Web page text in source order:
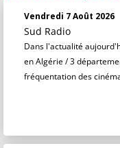
Vendredi 7 Août 2026
Sud Radio
Dans l'actualité
en Algérie / 3
fréquentation des